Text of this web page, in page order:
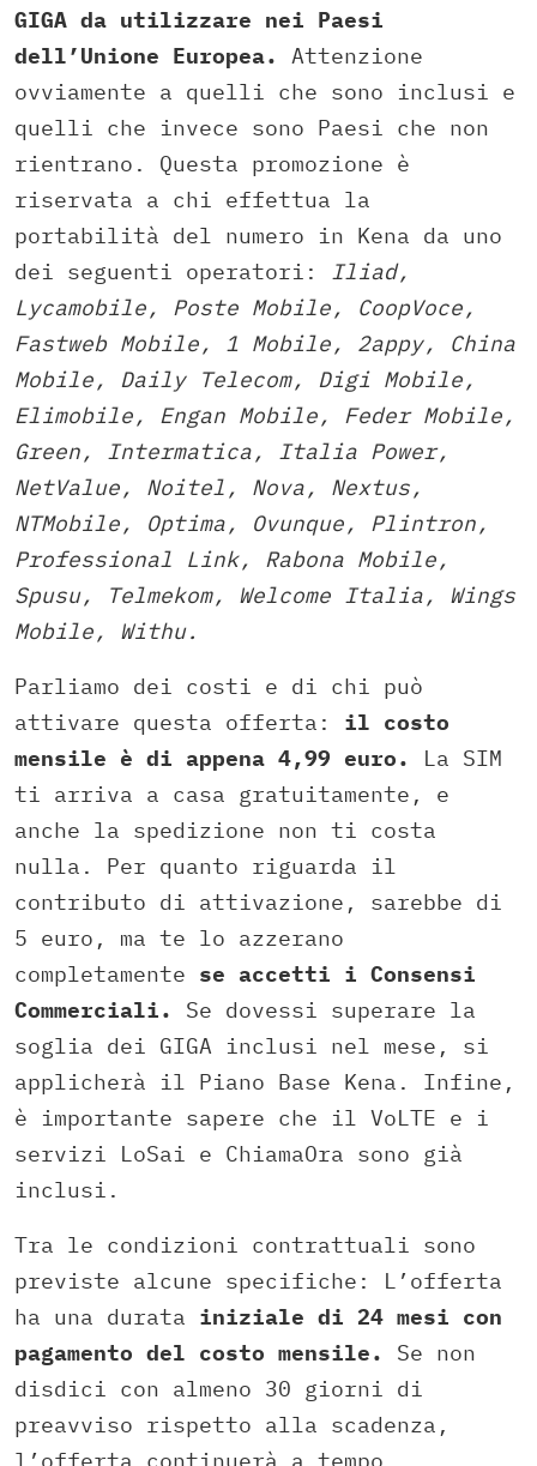
GIGA da utilizzare nei Paesi
dell’Unione Europea.
Attenzione
ovviamente a quelli che sono inclusi e
quelli che invece sono Paesi che non
rientrano. Questa promozione è
riservata a chi effettua la
portabilità del numero in Kena da uno
dei seguenti operatori: Iliad,
Lycamobile, Poste Mobile, CoopVoce,
Fastweb Mobile, 1 Mobile, 2appy, China
Mobile, Daily Telecom, Digi Mobile,
Elimobile, Engan Mobile, Feder Mobile,
Green, Intermatica, Italia Power,
NetValue, Noitel, Nova, Nextus,
NTMobile, Optima, Ovunque, Plintron,
Professional Link, Rabona Mobile,
Spusu, Telmekom, Welcome Italia, Wings
Mobile, Withu.
Parliamo dei costi e di chi può
attivare questa offerta: il costo
mensile è di appena 4,99 euro.
La SIM
ti arriva a casa gratuitamente, e
anche la spedizione non ti costa
nulla. Per quanto riguarda il
contributo di attivazione, sarebbe di
5 euro, ma te lo azzerano
completamente se accetti i Consensi
Commerciali.
Se dovessi superare la
soglia dei GIGA inclusi nel mese, si
applicherà il Piano Base Kena. Infine,
è importante sapere che il VoLTE e i
servizi LoSai e ChiamaOra sono già
inclusi.
Tra le condizioni contrattuali sono
previste alcune specifiche: L’offerta
ha una durata iniziale di 24 mesi con
pagamento del costo mensile.
Se non
disdici con almeno 30 giorni di
preavviso rispetto alla scadenza,